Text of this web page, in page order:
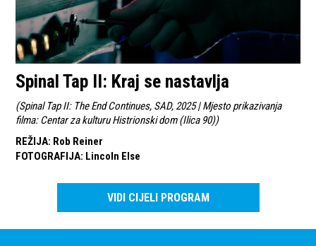
Spinal Tap II: Kraj se nastavlja
(Spinal Tap II: The End Continues, SAD, 2025 | Mjesto prikazivanja
filma: Centar za kulturu Histrionski dom (Ilica 90))
REŽIJA: Rob Reiner
FOTOGRAFIJA: Lincoln Else
VIDI CIJELI PROGRAM